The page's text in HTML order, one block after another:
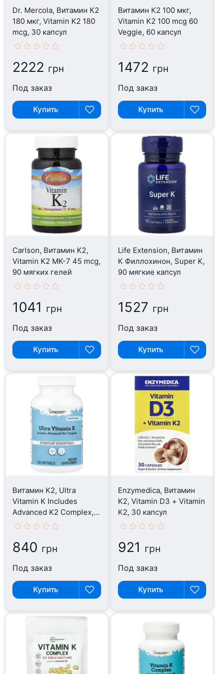
Dr. Mercola, Витамин К2
180 мкг, Vitamin K2 180
mcg, 30 капсул
2222 грн
Под заказ
Купить
Витамин К2 100 мкг,
Vitamin K2 100 mcg 60
Veggie, 60 капсул
1472 грн
Под заказ
Купить
Carlson, Витамин K2,
Vitamin K2 MK-7 45 mcg,
90 мягких гелей
1041 грн
Под заказ
Купить
Life Extension, Витамин
K Филлохинон, Super K,
90 мягкие капсул
1527 грн
Под заказ
Купить
Витамин K2, Ultra
Vitamin K Includes
Advanced K2 Complex,
180 капсул
840 грн
Под заказ
Купить
Enzymedica, Витамин
K2, Vitamin D3 + Vitamin
K2, 30 капсул
921 грн
Под заказ
Купить